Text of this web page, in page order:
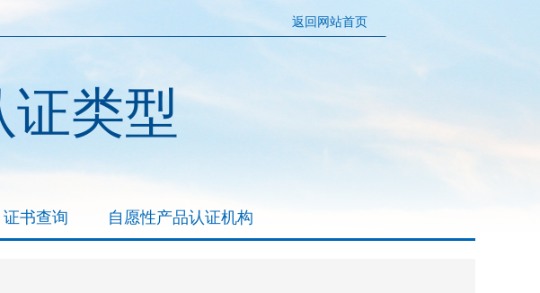
返回网站首页
证类型
证书查询 自愿性产品认证机构